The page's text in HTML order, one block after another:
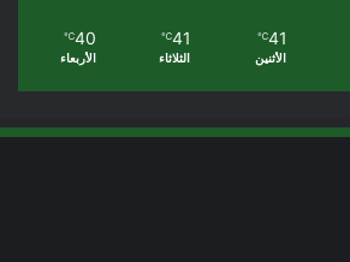
41
℃
الأثنين
41
℃
الثلاثاء
40
℃
الأربعاء